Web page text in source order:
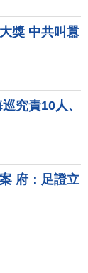
獎 中共叫囂
究責10人、
府：足證立